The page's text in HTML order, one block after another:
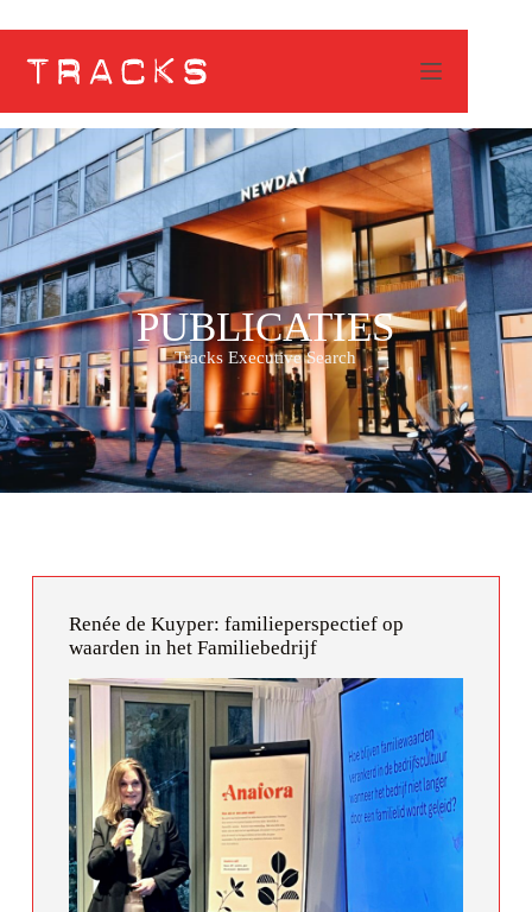
Waarden in het Familiebedrijf; Familieperspectief
PUBLICATIES
Tracks Executive Search
Renée de Kuyper: familieperspectief op
waarden in het Familiebedrijf